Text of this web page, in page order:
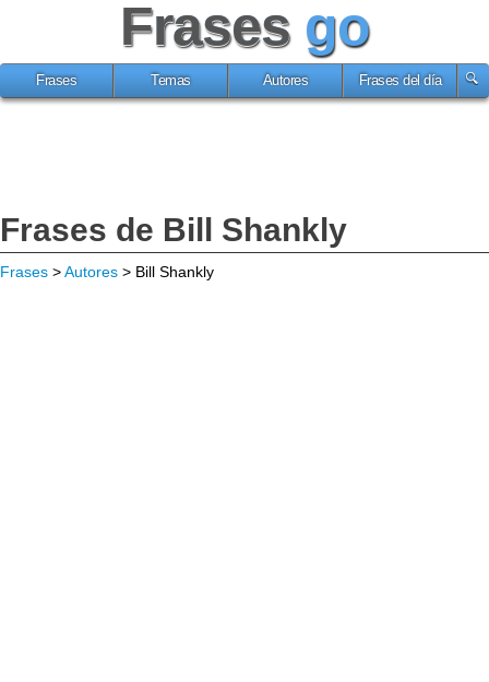
Frases go
Frases Temas Autores Frases del día
Frases de Bill Shankly
Frases >Autores > Bill Shankly